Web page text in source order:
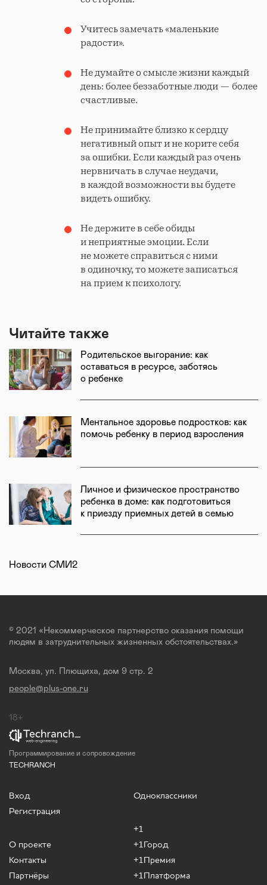
Учитесь замечать «маленькие
радости».
Не думайте о смысле жизни каждый
день: более беззаботные люди — более
счастливые.
Не принимайте близко к сердцу
негативный опыт и не корите себя
за ошибки. Если каждый раз очень
нервничать в случае неудачи,
в каждой возможности вы будете
видеть ошибку.
Не держите в себе обиды
и неприятные эмоции. Если
не можете справиться с ними
в одиночку, то можете записаться
на прием к психологу.
Читайте также
Родительское выгорание: как
оставаться в ресурсе, заботясь
о ребенке
Ментальное здоровье подростков: как
помочь ребенку в период взросления
Личное и физическое пространство
ребенка в доме: как подготовиться
к приезду приемных детей в семью
Новости СМИ2
© 2021 «Некоммерческое партнерство оказания помощи
людям в затруднительных жизненных обстоятельствах.»
Москва, ул. Плющиха, дом 9 стр. 2
people@plus-one.ru
18+
Программирование и сопровождение
TECHRANCH
Вход
Регистрация
О проекте
Контакты
Партнёры
Одноклассники
+1
+1Город
+1Премия
+1Платформа